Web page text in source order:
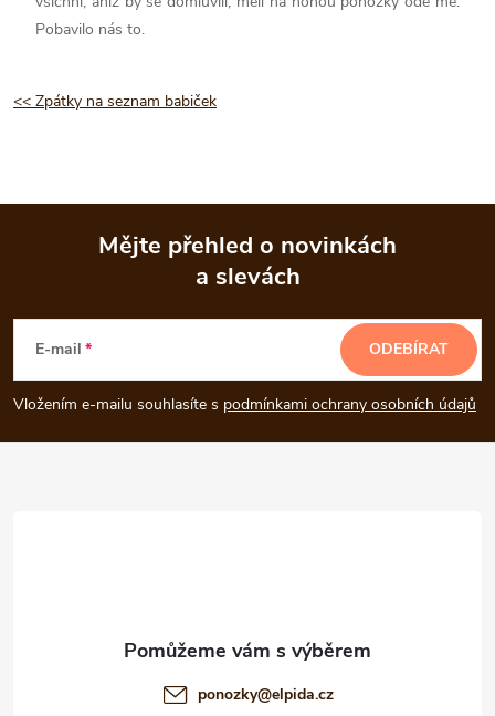
Pobavilo nás to.
<< Zpátky na seznam babiček
p
a
Mějte přehled o novinkách
a slevách
E-mail
Vložením e-mailu souhlasíte s podmínkami ochrany osobních údajů
ODEBÍRAT
ponozky@elpida.cz